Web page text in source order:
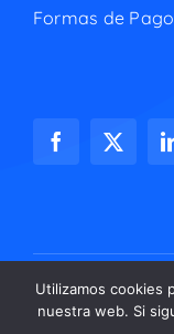
Formas de
© Copyright
Utilizamos cookies
nuestra web. Si